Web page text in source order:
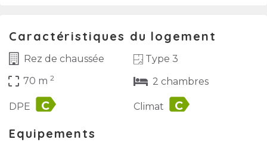
Caractéristiques du logement
Rez de chaussée Type 3
crop_free 70 m 2 2 chambres
DPE label Climat label
Equipements